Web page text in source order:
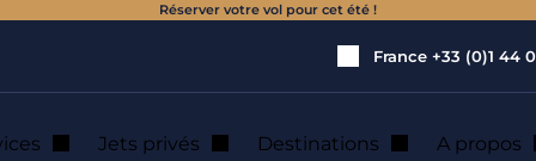
Réserver votre vol pour cet été !
France +33 (0)1 44
Jets privés Destinations A propos